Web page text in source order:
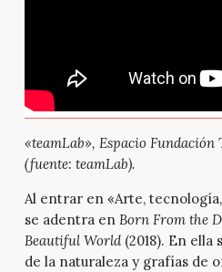
«teamLab», Espacio Fundación
(fuente: teamLab).
Al entrar en «Arte,
se adentra en Born From the
Beautiful World (2018). En
de la naturaleza y grafías de